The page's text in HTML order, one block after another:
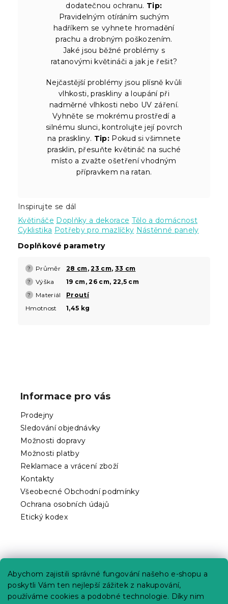
Abychom zajistili správné fungování našeho e-shopu a
poskytli Vám ten nejlepší zážitek z nakupování,
používáme cookies a podobné technologie. Díky nim
dodatečnou ochranu. Tip:
Pravidelným otíráním suchým
hadříkem se vyhnete hromadění
prachu a drobným poškozením.
Jaké jsou běžné problémy s
ratanovými květináči a jak je řešit?
Nejčastější problémy jsou plísně kvůli
vlhkosti, praskliny a loupání při
nadměrné vlhkosti nebo UV záření.
Vyhněte se mokrému prostředí a
silnému slunci, kontrolujte její povrch
na praskliny. Tip: Pokud si všimnete
prasklin, přesuňte květináč na suché
místo a zvažte ošetření vhodným
přípravkem na ratan.
Inspirujte se dál
Květináče Doplňky a dekorace Tělo a domácnost
Cyklistika Potřeby pro mazlíčky Nástěnné panely
Doplňkové parametry
? Průměr 28 cm,23 cm, 33 cm
? Výška 19 cm, 26 cm, 22,5 cm
? Materiál
Proutí
Hmotnost
1,45 kg
Informace pro vás
Prodejny
Sledování objednávky
Možnosti dopravy
Možnosti platby
Reklamace a vrácení zboží
Kontakty
Všeobecné Obchodní podmínky
Ochrana osobních údajů
Etický kodex
Kariéra
Poptávky a B2B spolupráce